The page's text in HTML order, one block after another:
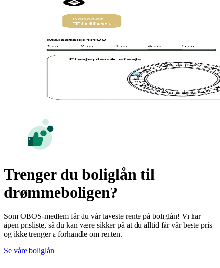
Trenger du boliglån til
drømmeboligen?
Som OBOS-medlem får du vår laveste rente på boliglån! Vi har
åpen prisliste, så du kan være sikker på at du alltid får vår beste pris
og ikke trenger å forhandle om renten.
Se våre boliglån